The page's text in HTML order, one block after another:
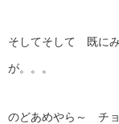
そしてそして 既に
が。。。
のどあめやら～ チ